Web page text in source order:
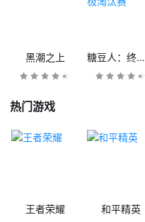
黑潮之上 糖豆人：终极淘汰赛
热门游戏
王者荣耀 和平精英